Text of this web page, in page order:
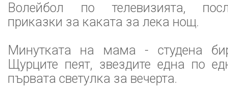
Волейбол по телевизията,
приказки за каката за лека нощ.
Минутката на мама - студена
Щурците пеят, звездите една по
първата светулка за вечерта.